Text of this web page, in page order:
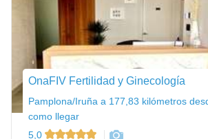
OnaFIV Fertilidad y Ginecología
Pamplona/Iruña a 177,83 kilómetros
como llegar
5,0